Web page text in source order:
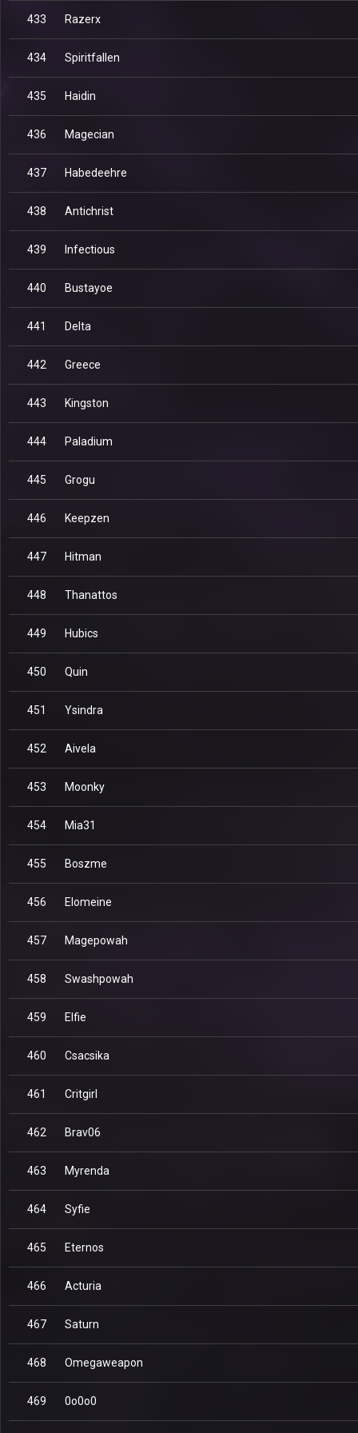
433 Razerx
434 Spiritfallen
435 Haidin
436 Magecian
437 Habedeehre
438 Antichrist
439 Infectious
440 Bustayoe
441 Delta
442 Greece
443 Kingston
444 Paladium
445 Grogu
446 Keepzen
447 Hitman
448 Thanattos
449 Hubics
450 Quin
451 Ysindra
452 Aivela
453 Moonky
454 Mia31
455 Boszme
456 Elomeine
457 Magepowah
458 Swashpowah
459 Elfie
460 Csacsika
461 Critgirl
462 Brav06
463 Myrenda
464 Syfie
465 Eternos
466 Acturia
467 Saturn
468 Omegaweapon
469 0o0o0